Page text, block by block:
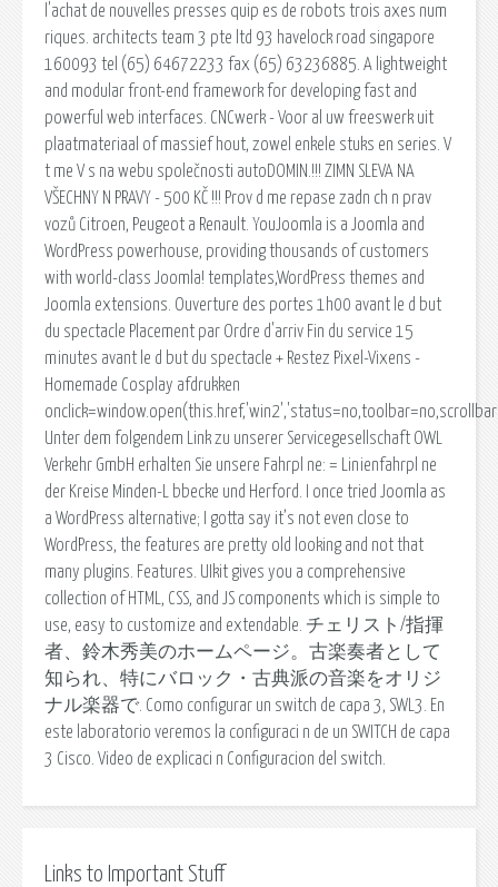
l'achat de nouvelles presses quip es de robots trois axes num
riques. architects team 3 pte ltd 93 havelock road singapore
160093 tel (65) 64672233 fax (65) 63236885. A lightweight
and modular front-end framework for developing fast and
powerful web interfaces. CNCwerk - Voor al uw freeswerk uit
plaatmateriaal of massief hout, zowel enkele stuks en series. V
t me V s na webu společnosti autoDOMIN.!!! ZIMN SLEVA NA
VŠECHNY N PRAVY - 500 KČ !!! Prov d me repase zadn ch n prav
vozů Citroen, Peugeot a Renault. YouJoomla is a Joomla and
WordPress powerhouse, providing thousands of customers
with world-class Joomla! templates,WordPress themes and
Joomla extensions. Ouverture des portes 1h00 avant le d but
du spectacle Placement par Ordre d'arriv Fin du service 15
minutes avant le d but du spectacle + Restez Pixel-Vixens -
Homemade Cosplay afdrukken
Unter dem folgendem Link zu unserer Servicegesellschaft OWL
Verkehr GmbH erhalten Sie unsere Fahrpl ne: = Linienfahrpl ne
der Kreise Minden-L bbecke und Herford. I once tried Joomla as
a WordPress alternative; I gotta say it’s not even close to
WordPress, the features are pretty old looking and not that
many plugins. Features. UIkit gives you a comprehensive
collection of HTML, CSS, and JS components which is simple to
use, easy to customize and extendable. チェリスト/指揮
者、鈴木秀美のホームページ。古楽奏者として
知られ、特にバロック・古典派の音楽をオリジ
ナル楽器で. Como configurar un switch de capa 3, SWL3. En
este laboratorio veremos la configuraci n de un SWITCH de capa
3 Cisco. Video de explicaci n Configuracion del switch.
Links to Important Stuff